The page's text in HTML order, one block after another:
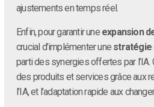
ajustements en temps réel.
Enfin, pour garantir une expansion
crucial d’implémenter une stratégie
parti des synergies offertes par l’IA.
des produits et services grâce aux
l’IA, et l’adaptation rapide aux